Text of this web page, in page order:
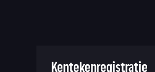
Kentekenregistratie